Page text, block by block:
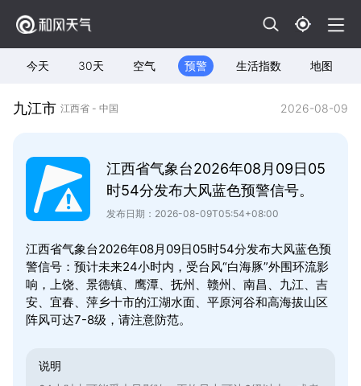
今天 30天 空气 预警 生活指数 地图
九江市 江西省 - 中国 2026-08-09
江西省气象台2026年08月09日05
时54分发布大风蓝色预警信号。
发布日期：2026-08-09T05:54+08:00
江西省气象台2026年08月09日05时54分发布大风蓝色预
警信号：预计未来24小时内，受台风“白海豚”外围环流影
响，上饶、景德镇、鹰潭、抚州、赣州、南昌、九江、吉
安、宜春、萍乡十市的江湖水面、平原河谷和高海拔山区
阵风可达7-8级，请注意防范。
说明